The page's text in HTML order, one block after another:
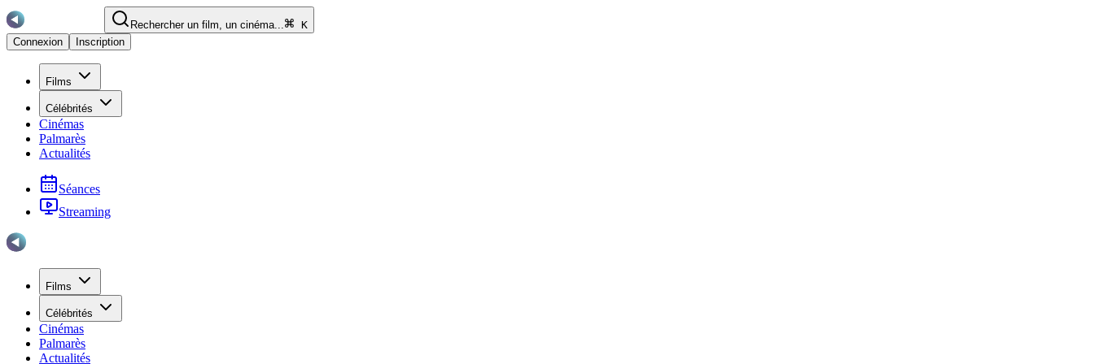
Rechercher un film, un cinéma...
K
Connexion
Inscription
Films
Célébrités
Cinémas
Palmarès
Actualités
Séances
Streaming
Films
Célébrités
Cinémas
Palmarès
Actualités